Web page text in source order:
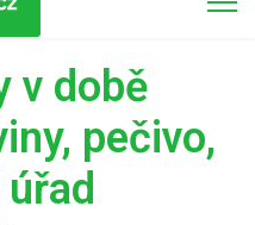
v době
pečivo,